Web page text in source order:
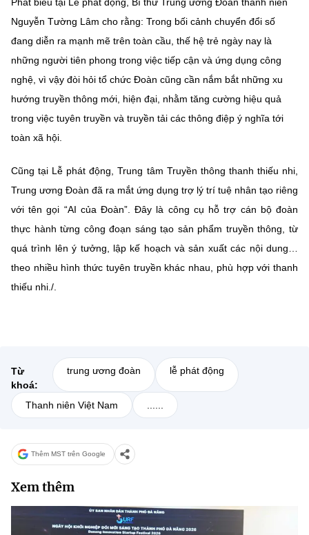
Nguyễn Tường Lâm cho rằng: Trong bối cảnh chuyển đổi số
đang diễn ra mạnh mẽ trên toàn cầu, thế hệ trẻ ngày nay là
những người tiên phong trong việc tiếp cận và ứng dụng công
nghệ, vì vậy đòi hỏi tổ chức Đoàn cũng cần nắm bắt những xu
hướng truyền thông mới, hiện đại, nhằm tăng cường hiệu quả
trong việc tuyên truyền và truyền tải các thông điệp ý nghĩa tới
toàn xã hội.
Cũng tại Lễ phát động, Trung tâm Truyền thông thanh thiếu nhi,
Trung ương Đoàn đã ra mắt ứng dụng trợ lý trí tuệ nhân tạo riêng
với tên gọi “AI của Đoàn”. Đây là công cụ hỗ trợ cán bộ đoàn
thực hành từng công đoạn sáng tạo sản phẩm truyền thông, từ
quá trình lên ý tưởng, lập kế hoạch và sản xuất các nội dung…
theo nhiều hình thức tuyên truyền khác nhau, phù hợp với thanh
thiếu nhi./.
Từ
khoá:
trung ương đoàn lễ phát động
Thanh niên Việt Nam
Thêm MST trên Google
Xem thêm